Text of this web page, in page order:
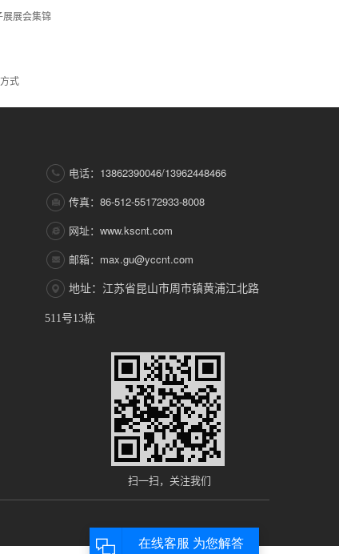
展会集锦
式
电话：13862390046/13962448466
传真：86-512-55172933-8008
网址：www.kscnt.com
邮箱：max.gu@yccnt.com
地址：江苏省昆山市周市镇黄浦江北路
511号13栋
扫一扫，关注我们